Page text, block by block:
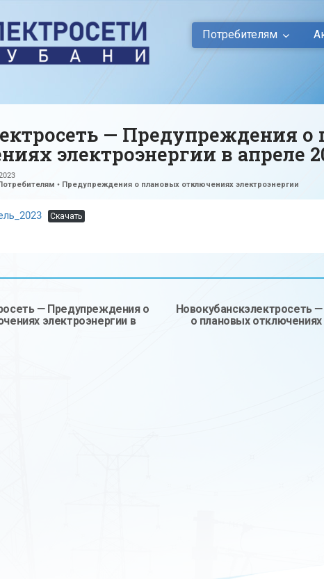
Потребителям
— Предупреждения о
электроэнергии в апреле
• Предупреждения о плановых отключениях электроэнергии
Скачать
— Предупреждения о
электроэнергии в
Новокубанскэлектросеть
о плановых